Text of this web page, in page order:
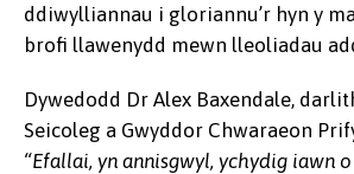
ddiwylliannau i gloriannu’r hyn y
brofi llawenydd mewn lleoliadau
Dywedodd Dr Alex Baxendale,
Seicoleg a Gwyddor Chwaraeon
“Efallai, yn annisgwyl, ychydig iawn